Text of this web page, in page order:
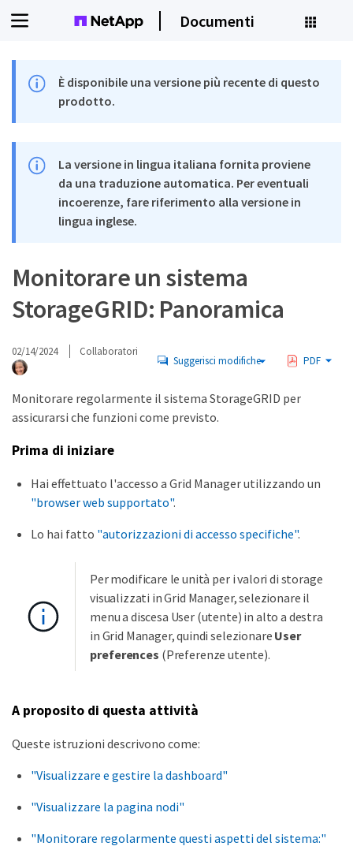
Documenti
È disponibile una versione più recente di questo
prodotto.
La versione in lingua italiana fornita proviene
da una traduzione automatica. Per eventuali
incoerenze, fare riferimento alla versione in
lingua inglese.
Monitorare un sistema
StorageGRID: Panoramica
02/14/2024 Collaboratori
Suggerisci modifiche PDF
Monitorare regolarmente il sistema StorageGRID per
assicurarsi che funzioni come previsto.
Prima di iniziare
Hai effettuato l'accesso a Grid Manager utilizzando un
"browser web supportato".
Lo hai fatto "autorizzazioni di accesso specifiche".
Per modificare le unità per i valori di storage
visualizzati in Grid Manager, selezionare il
menu a discesa User (utente) in alto a destra
in Grid Manager, quindi selezionare User
preferences (Preferenze utente).
A proposito di questa attività
Queste istruzioni descrivono come:
"Visualizzare e gestire la dashboard"
"Visualizzare la pagina nodi"
"Monitorare regolarmente questi aspetti del sistema:"